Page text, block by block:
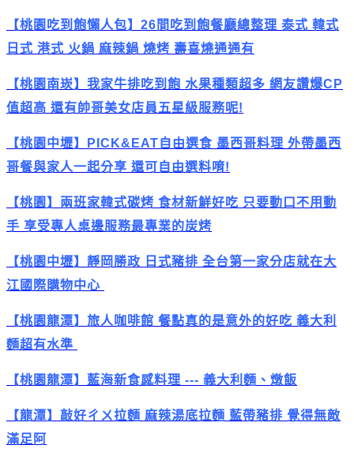
【桃園吃到飽懶人包】26間吃到飽餐廳總整理 泰式 韓式
日式 港式 火鍋 麻辣鍋 燒烤 壽喜燒通通有
【桃園南崁】我家牛排吃到飽 水果種類超多 網友讚爆CP
值超高 還有帥哥美女店員五星級服務呢!
【桃園中壢】PICK&EAT自由選食 墨西哥料理 外帶墨西
哥餐與家人一起分享 還可自由選料唷!
【桃園】兩班家韓式碳烤 食材新鮮好吃 只要動口不用動
手 享受專人桌邊服務最專業的炭烤
【桃園中壢】靜岡勝政 日式豬排 全台第一家分店就在大
江國際購物中心
【桃園龍潭】旅人咖啡館 餐點真的是意外的好吃 義大利
麵超有水準
【桃園龍潭】藍海新食感料理 --- 義大利麵、燉飯
【龍潭】敲好ㄔㄨ拉麵 麻辣湯底拉麵 藍帶豬排 覺得無敵
滿足阿